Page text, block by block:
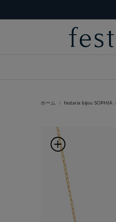
ホーム festaria bijou SOPHIA